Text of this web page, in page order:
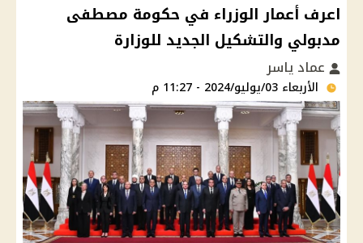
اعرف أعمار الوزراء في حكومة مصطفى
مدبولي والتشكيل الجديد للوزارة
عماد ياسر
الأربعاء 03/يوليو/2024 - 11:27 م